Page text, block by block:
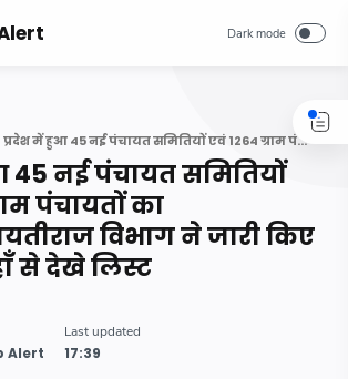
प्रदेश में हुआ 45 नई पंचायत समितियों एवं 1264 ग्राम पंचायतों का गठन...पंचायतीराज विभाग ने जारी किए आदेश....यहाँ से देखे लिस्ट
45 नई पंचायत समितियों
पंचायतों का
विभाग ने जारी किए
से देखे लिस्ट